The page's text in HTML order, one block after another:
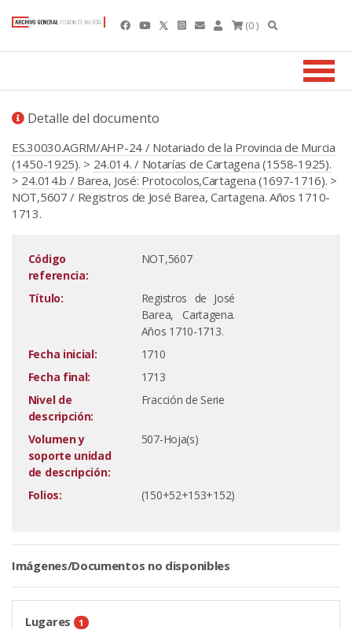
(0 )
Detalle del documento
ES.30030.AGRM/AHP-24 / Notariado de la Provincia de Murcia
(1450-1925). > 24.014. / Notarías de Cartagena (1558-1925).
> 24.014.b / Barea, José: Protocolos,Cartagena (1697-1716). >
NOT,5607 / Registros de José Barea, Cartagena. Años 1710-
1713.
Código
referencia:
NOT,5607
Título:
Registros de José
Barea, Cartagena.
Años 1710-1713.
Fecha inicial:
1710
Fecha final:
1713
Nivel de
descripción:
Fracción de Serie
Volumen y
soporte unidad
de descripción:
507-Hoja(s)
Folios: (150+52+153+152)
Imágenes/Documentos no disponibles
Lugares 1